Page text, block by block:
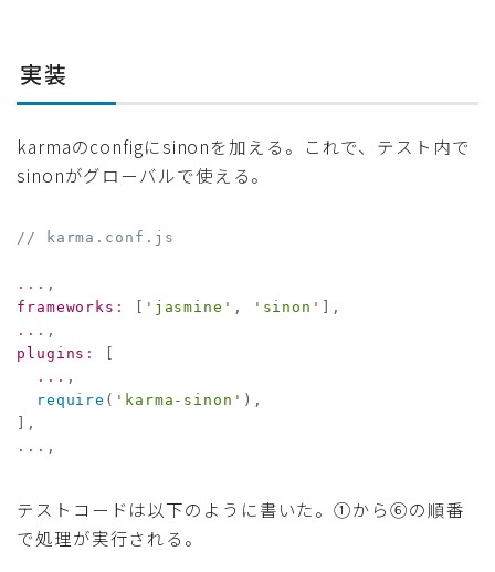
実装
karmaのconfigにsinonを加える。これで、テスト内で
sinonがグローバルで使える。
// karma.conf.js
... ,
frameworks : 'jasmine' , 'sinon'
,
... ,
plugins :
... ,
require ( 'karma-sinon' ) ,
,
... ,
テストコードは以下のように書いた。①から⑥の順番
で処理が実行される。